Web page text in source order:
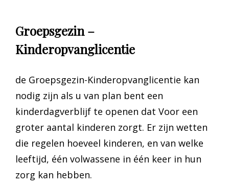
Groepsgezin –
Kinderopvanglicentie
de Groepsgezin-Kinderopvanglicentie kan
nodig zijn als u van plan bent een
kinderdagverblijf te openen dat Voor een
groter aantal kinderen zorgt. Er zijn wetten
die regelen hoeveel kinderen, en van welke
leeftijd, één volwassene in één keer in hun
zorg kan hebben.